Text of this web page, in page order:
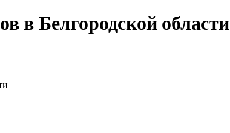
в Белгородской области